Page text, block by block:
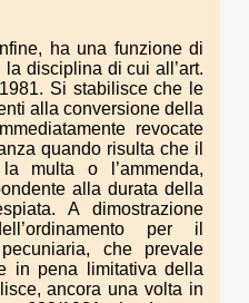
ha una funzione di
disciplina di cui all’art.
Si stabilisce che le
alla conversione della
revocate
quando risulta che il
multa o l’ammenda,
alla durata della
A dimostrazione
per il
che prevale
in pena limitativa della
ancora una volta in